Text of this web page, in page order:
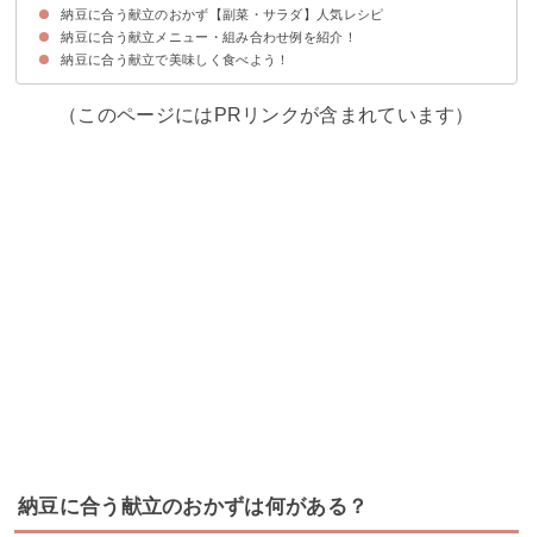
①あじの甘酢あんかけ
②ぶりのおろし煮
③鮭の味噌マヨ焼き
④子供が喜ぶいわしハンバーグ
⑤豚肉の生姜焼き
⑥電子レンジで作れる豚バラと豆苗の重ね蒸し
⑦チキンソテー
⑧鶏の唐揚げの香味だれ
⑨なすのひき肉挟み揚げ
⑩牛肉とごぼうのすき焼き風煮込み
納豆に合う献立のおかず【副菜・サラダ】人気レシピ
①わかめときゅうりの甘酢和え
②小松菜とツナの和え物
③めかぶともやしのさっぱり和え
④にんじんとみょうがの和え物
⑤付け合わせにもおすすめの和風ピクルス
⑥キムチ納豆に合わせたい和風ナムル
⑦ひじきの炒り煮
⑧きんぴらごぼう
⑨豆腐とちりめんじゃこのサラダ
⑩ゴーヤとアボカドの梅ドレッシングサラダ
納豆に合う献立メニュー・組み合わせ例を紹介！
献立メニュー例①〜納豆であっさりと朝ごはんを食べたい人におすすめ〜
献立メニュー例②〜夜にお酒を楽しみたい人におすすめ〜
献立メニュー例③〜夕飯をしっかり食べたい人におすすめ〜
納豆に合う献立で美味しく食べよう！
（このページにはPRリンクが含まれています）
納豆に合う献立のおかずは何がある？